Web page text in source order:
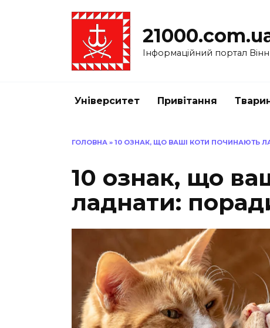
Інформаційний портал
Університет Привітання
ГОЛОВНА » 10 ОЗНАК, ЩО ВАШІ КОТИ ПОЧИНАЮТЬ
10 ознак, що
ладнати: